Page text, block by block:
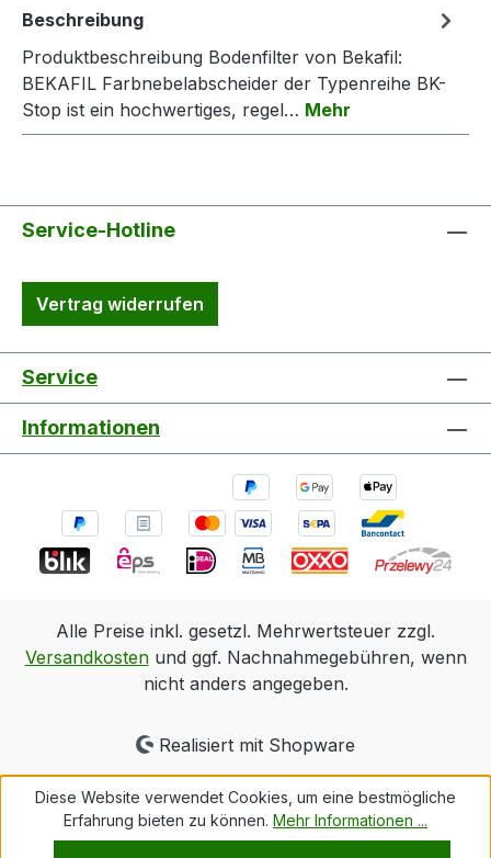
Beschreibung
Produktbeschreibung Bodenfilter von Bekafil:
BEKAFIL Farbnebelabscheider der Typenreihe BK-
Stop ist ein hochwertiges, regel… Mehr
Service-Hotline
Vertrag widerrufen
Service
Informationen
Alle Preise inkl. gesetzl. Mehrwertsteuer zzgl.
Versandkostenund ggf. Nachnahmegebühren, wenn
nicht anders angegeben.
Realisiert mit Shopware
Diese Website verwendet Cookies, um eine bestmögliche
Erfahrung bieten zu können. Mehr Informationen ...